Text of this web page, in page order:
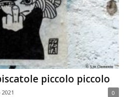
piccolo piccolo
0